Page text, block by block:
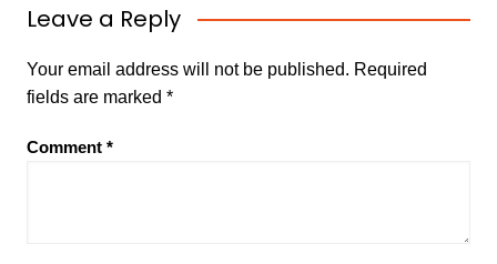
Leave a Reply
Your email address will not be published. Required
fields are marked *
Comment *